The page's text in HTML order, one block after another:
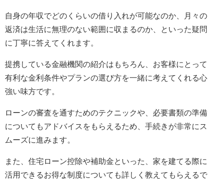
自身の年収でどのくらいの借り入れが可能なのか、月々の
返済は生活に無理のない範囲に収まるのか、といった疑問
に丁寧に答えてくれます。
提携している金融機関の紹介はもちろん、お客様にとって
有利な金利条件やプランの選び方を一緒に考えてくれる心
強い味方です。
ローンの審査を通すためのテクニックや、必要書類の準備
についてもアドバイスをもらえるため、手続きが非常にス
ムーズに進みます。
また、住宅ローン控除や補助金といった、家を建てる際に
活用できるお得な制度についても詳しく教えてもらえるで